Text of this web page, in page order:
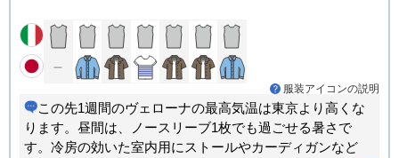
服装アイコンの説明
この先1週間のヴェローナの最高気温は東京より高くな
ります。昼間は、ノースリーブ1枚でも過ごせる暑さで
す。冷房の効いた室内用にストールやカーディガンなど